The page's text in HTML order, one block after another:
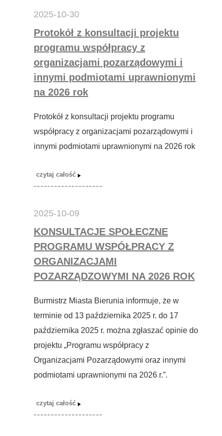
2025-10-30
Protokół z konsultacji projektu
programu współpracy z
organizacjami pozarządowymi i
innymi podmiotami uprawnionymi
na 2026 rok
Protokół z konsultacji projektu programu
współpracy z organizacjami pozarządowymi i
innymi podmiotami uprawnionymi na 2026 rok
2025-10-09
KONSULTACJE SPOŁECZNE
PROGRAMU WSPÓŁPRACY Z
ORGANIZACJAMI
POZARZĄDZOWYMI NA 2026 ROK
Burmistrz Miasta Bierunia informuje, że w
terminie od 13 października 2025 r. do 17
października 2025 r. można zgłaszać opinie do
projektu „Programu współpracy z
Organizacjami Pozarządowymi oraz innymi
podmiotami uprawnionymi na 2026 r.”.